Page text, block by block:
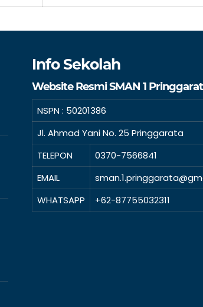
Info Sekolah
Website Resmi SMAN 1
NSPN : 50201386
Jl. Ahmad Yani No. 25 Pringgarata
TELEPON
0370-7566841
EMAIL
WHATSAPP
+62-87755032311